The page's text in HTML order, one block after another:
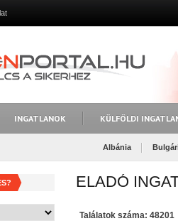
INGATLANOK KÜLFÖLDI
Albánia
ELADÓ
Találatok száma: 48201